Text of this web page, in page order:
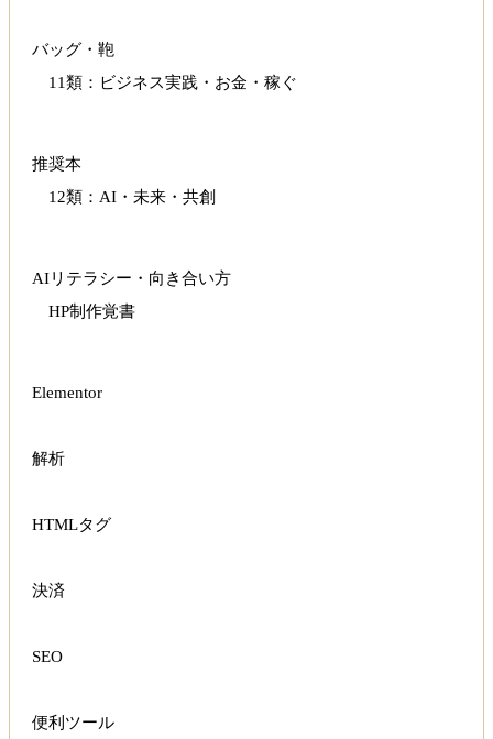
バッグ・鞄
11類：ビジネス実践・お金・稼ぐ
推奨本
12類：AI・未来・共創
AIリテラシー・向き合い方
HP制作覚書
Elementor
解析
HTMLタグ
決済
SEO
便利ツール